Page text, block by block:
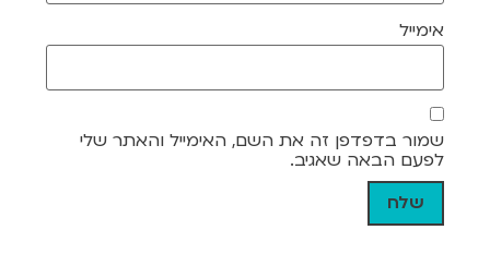
אימייל
שמור בדפדפן זה את השם, האימייל והאתר שלי
לפעם הבאה שאגיב.